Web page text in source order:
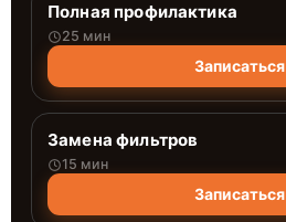
Полная профилактика
25 мин
Записаться
Замена фильтров
15 мин
Записаться